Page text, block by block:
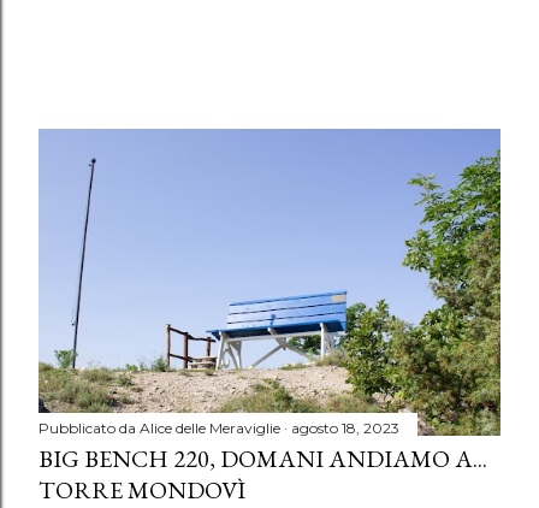
Pubblicato da Alice delle Meraviglie agosto 18, 2023
BIG BENCH 220, DOMANI ANDIAMO A...
TORRE MONDOVÌ